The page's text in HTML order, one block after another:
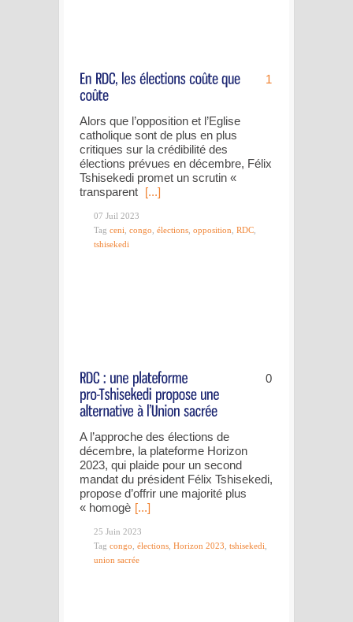
1
Alors que l’opposition et l’Eglise
catholique sont de plus en plus
critiques sur la crédibilité des
élections prévues en décembre, Félix
Tshisekedi promet un scrutin «
transparent [...]
07 Juil 2023
Tag ceni congo élections opposition RDC
tshisekedi
0
A l’approche des élections de
décembre, la plateforme Horizon
2023, qui plaide pour un second
mandat du président Félix Tshisekedi,
propose d’offrir une majorité plus
« homogè [...]
25 Juin 2023
Tag congo, élections, Horizon 2023, tshisekedi,
union sacrée